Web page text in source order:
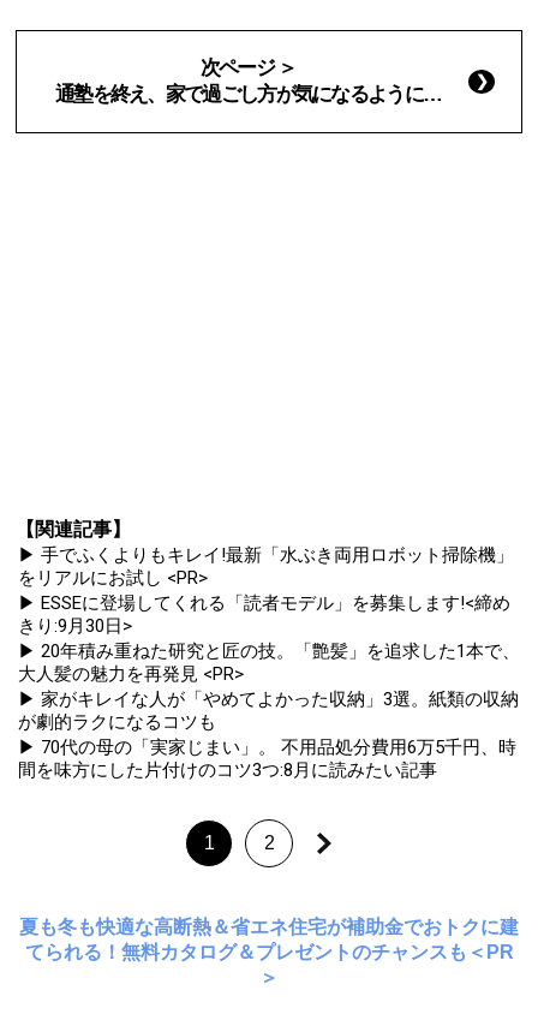
次ページ ＞
通塾を終え、家で過ごし方が気になるように…
【関連記事】
▶ 手でふくよりもキレイ!最新「水ぶき両用ロボット掃除機」
をリアルにお試し <PR>
▶ ESSEに登場してくれる「読者モデル」を募集します!<締め
きり:9月30日>
▶ 20年積み重ねた研究と匠の技。「艶髪」を追求した1本で、
大人髪の魅力を再発見 <PR>
▶ 家がキレイな人が「やめてよかった収納」3選。紙類の収納
が劇的ラクになるコツも
▶ 70代の母の「実家じまい」。 不用品処分費用6万5千円、時
間を味方にした片付けのコツ3つ:8月に読みたい記事
1 2
夏も冬も快適な高断熱＆省エネ住宅が補助金でおトクに建
てられる！無料カタログ＆プレゼントのチャンスも＜PR
＞